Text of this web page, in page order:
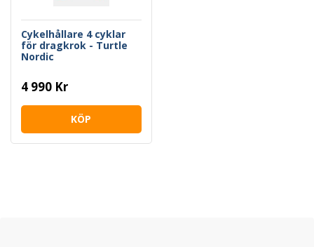
Cykelhållare 4 cyklar
för dragkrok - Turtle
Nordic
4 990 Kr
KÖP